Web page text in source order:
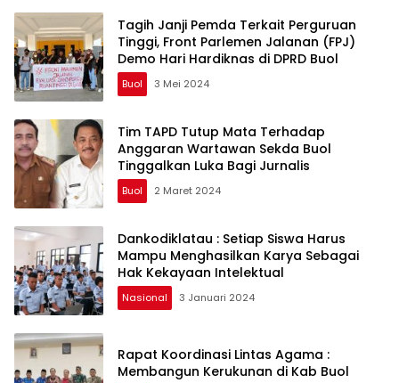
Tagih Janji Pemda Terkait Perguruan
Tinggi, Front Parlemen Jalanan (FPJ)
Demo Hari Hardiknas di DPRD Buol
Buol 3 Mei 2024
Tim TAPD Tutup Mata Terhadap
Anggaran Wartawan Sekda Buol
Tinggalkan Luka Bagi Jurnalis
Buol 2 Maret 2024
Dankodiklatau : Setiap Siswa Harus
Mampu Menghasilkan Karya Sebagai
Hak Kekayaan Intelektual
Nasional 3 Januari 2024
Rapat Koordinasi Lintas Agama :
Membangun Kerukunan di Kab Buol